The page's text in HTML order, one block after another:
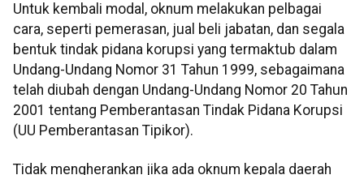
Untuk kembali modal, oknum melakukan pelbagai
cara, seperti pemerasan, jual beli jabatan, dan segala
bentuk tindak pidana korupsi yang termaktub dalam
Undang-Undang Nomor 31 Tahun 1999, sebagaimana
telah diubah dengan Undang-Undang Nomor 20 Tahun
2001 tentang Pemberantasan Tindak Pidana Korupsi
(UU Pemberantasan Tipikor).
Tidak mengherankan jika ada oknum kepala daerah